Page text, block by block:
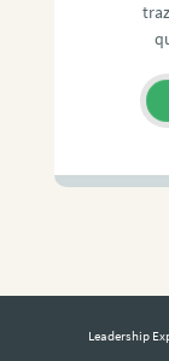
Leadership